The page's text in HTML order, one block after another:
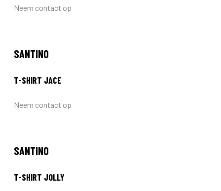
Neem contact op
SANTINO
T-SHIRT JACE
Neem contact op
SANTINO
T-SHIRT JOLLY